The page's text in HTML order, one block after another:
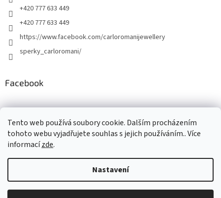
Tento web používá soubory cookie. Dalším procházením
tohoto webu vyjadřujete souhlas s jejich používáním.. Více
informacízde.
Nastavení
+420 777 633 449
+420 777 633 449
https://www.facebook.com/carloromanijewellery
sperky_carloromani/
Facebook
Instagram
Copyright 2026www.carloromani-shop.cz. Všechna práva